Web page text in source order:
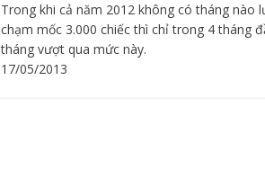
Trong khi cả năm 2012 không có tháng nào
chạm mốc 3.000 chiếc thì chỉ trong 4 tháng
tháng vượt qua mức này.
17/05/2013